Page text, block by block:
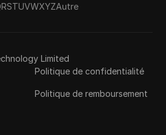
RSTUVWXYZAutre
Limited
Politique de confidentialité
Politique de remboursement